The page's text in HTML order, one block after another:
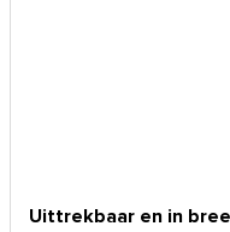
Uittrekbaar en in